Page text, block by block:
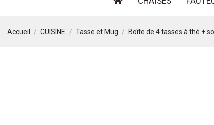
Accueil CUISINE Tasse et Mug Boîte de 4 tasses à thé +